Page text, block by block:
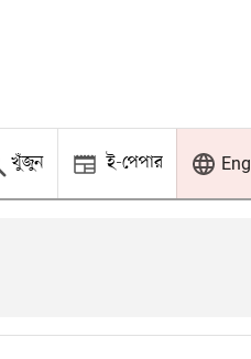
খুঁজুন ই-পেপার Eng